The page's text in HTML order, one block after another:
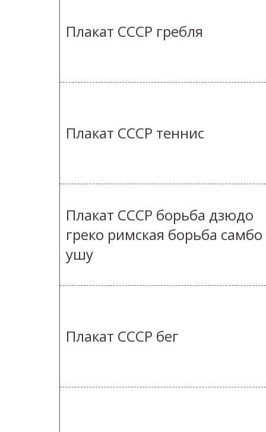
Плакат СССР гребля
Плакат СССР теннис
Плакат СССР борьба дзюдо
греко римская борьба самбо
ушу
Плакат СССР бег